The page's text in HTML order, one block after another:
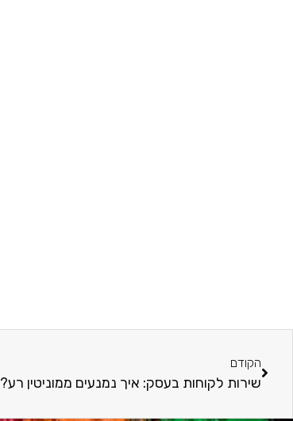
הקודם
שירות לקוחות בעסק: איך נמנעים ממוניטין רע?